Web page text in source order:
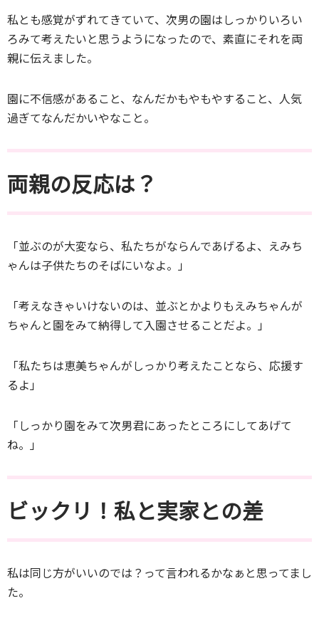
私とも感覚がずれてきていて、次男の園はしっかりいろい
ろみて考えたいと思うようになったので、素直にそれを両
親に伝えました。
園に不信感があること、なんだかもやもやすること、人気
過ぎてなんだかいやなこと。
両親の反応は？
「並ぶのが大変なら、私たちがならんであげるよ、えみち
ゃんは子供たちのそばにいなよ。」
「考えなきゃいけないのは、並ぶとかよりもえみちゃんが
ちゃんと園をみて納得して入園させることだよ。」
「私たちは恵美ちゃんがしっかり考えたことなら、応援す
るよ」
「しっかり園をみて次男君にあったところにしてあげて
ね。」
ビックリ！私と実家との差
私は同じ方がいいのでは？って言われるかなぁと思ってまし
た。